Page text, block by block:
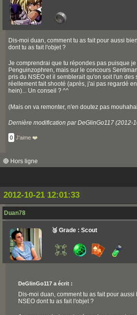
Dis-moi duan, comment tu as fait pour aussi
dont tu as fait l'objet ?
Je comprendrai que tu répondes pas puisque
Penguinzophren, mais sur le concours
pris du NSEO et il semblerait qu'on soit l'un des
réellement fait shooté (après, j'ai pas regardé
hein)... Un conseil ? ^^
(Mais on va remonter, n'en doutez pas
Dernière modification par DeGlinGo117 (2012-
0 J'aime ❤️
🔴 Hors ligne
2012-10-21 12:01:33
Duan78
🥉 Grade : Scout
DeGlinGo117 a écrit :
Dis-moi duan, comment tu as fait pour
NSEO dont tu as fait l'objet ?